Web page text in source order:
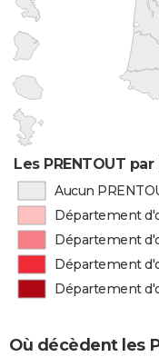
Les PRENTOUT
Aucun
Département
Département
Département
Département
Où décèdent les